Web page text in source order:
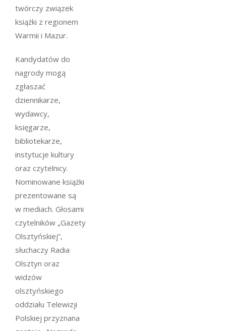
twórczy związek
książki z regionem
Warmii i Mazur.
Kandydatów do
nagrody mogą
zgłaszać
dziennikarze,
wydawcy,
księgarze,
bibliotekarze,
instytucje kultury
oraz czytelnicy.
Nominowane książki
prezentowane są
w mediach. Głosami
czytelników „Gazety
Olsztyńskiej”,
słuchaczy Radia
Olsztyn oraz
widzów
olsztyńskiego
oddziału Telewizji
Polskiej przyznana